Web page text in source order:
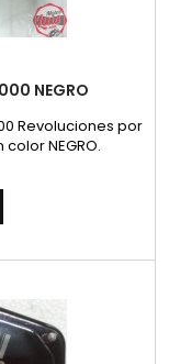
NEGRO
Revoluciones por
NEGRO.
instalacion.